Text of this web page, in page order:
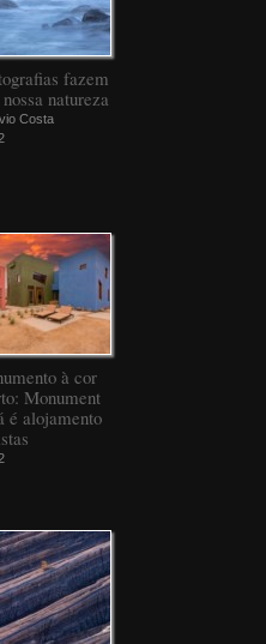
fazem
natureza
Costa
à cor
Monument
é alojamento